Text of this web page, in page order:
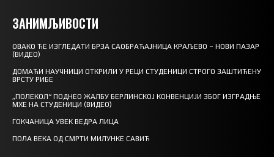
ЗАНИМЉИВОСТИ
ОВАКО ЋЕ ИЗГЛЕДАТИ БРЗА САОБРАЋАЈНИЦА КРАЉЕВО – НОВИ ПАЗАР
(ВИДЕО)
ДОМАЋИ НАУЧНИЦИ ОТКРИЛИ У РЕЦИ СТУДЕНИЦИ СТРОГО ЗАШТИЋЕНУ
ВРСТУ РИБЕ
„ПОЛЕКОЛ“ ПОДНЕО ЖАЛБУ БЕРЛИНСКОЈ КОНВЕНЦИЈИ ЗБОГ ИЗГРАДЊЕ
МХЕ НА СТУДЕНИЦИ (ВИДЕО)
ГОКЧАНИЦА УВЕК ВЕДРА ЛИЦА
ПОЛА ВЕКА ОД СМРТИ МИЛУНКЕ САВИЋ